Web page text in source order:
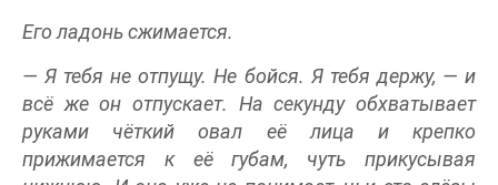
Его ладонь сжимается.
— Я тебя не отпущу. Не бойся. Я тебя держу, — и
всё же он отпускает. На секунду обхватывает
руками чёткий овал её лица и крепко
прижимается к её губам, чуть прикусывая